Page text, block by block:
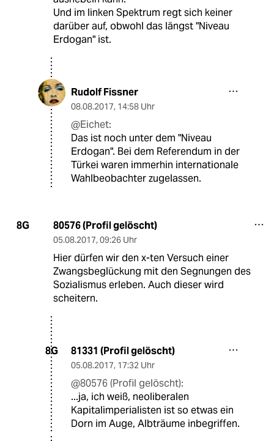
Und im linken Spektrum regt sich keiner
darüber auf, obwohl das längst "Niveau
Erdogan" ist.
Rudolf Fissner
08.08.2017, 14:58 Uhr
@Eichet:
Das ist noch unter dem "Niveau
Erdogan". Bei dem Referendum in der
Türkei waren immerhin internationale
Wahlbeobachter zugelassen.
8G 80576 (Profil gelöscht)
05.08.2017, 09:26 Uhr
Hier dürfen wir den x-ten Versuch einer
Zwangsbeglückung mit den Segnungen des
Sozialismus erleben. Auch dieser wird
scheitern.
8G 81331 (Profil gelöscht)
05.08.2017, 17:32 Uhr
@80576 (Profil gelöscht):
...ja, ich weiß, neoliberalen
Kapitalimperialisten ist so etwas ein
Dorn im Auge, Albträume inbegriffen.